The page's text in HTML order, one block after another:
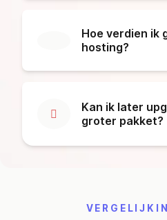
Hoe verdien ik
hosting?
Kan ik later
groter pakket?